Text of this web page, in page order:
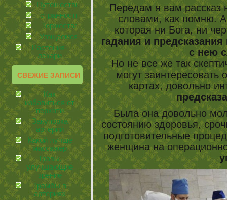
Путешествия
странности
Торжества
Угощаемся!
Растения-
лекари
СВЕЖИЕ ЗАПИСИ
Как
избавиться от
перхоти
Закупорка
артерий
Какой лучше
массажер
Травы,
улучшающие
зрение
Тромбы в
артериях
Передам я вам рассказ
словами, как помню.
которая ни Бога, ни
гадания и предсказания
с нею
Но не все же так
могут заинтересовать
картах, довольно
Была она довольно
состоянию здоровья,
подготовительные
женщина на